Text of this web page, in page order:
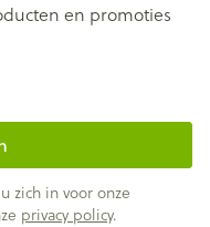
en promoties
zich in voor onze
privacy policy.